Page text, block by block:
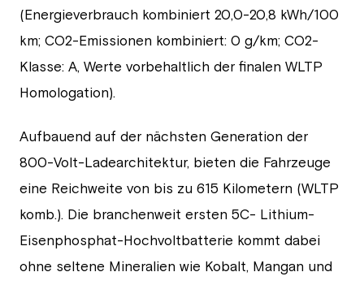
(Energieverbrauch kombiniert 20,0-20,8 kWh/100
km; CO2-Emissionen kombiniert: 0 g/km; CO2-
Klasse: A, Werte vorbehaltlich der finalen WLTP
Homologation).
Aufbauend auf der nächsten Generation der
800-Volt-Ladearchitektur, bieten die Fahrzeuge
eine Reichweite von bis zu 615 Kilometern (WLTP
komb.). Die branchenweit ersten 5C- Lithium-
Eisenphosphat-Hochvoltbatterie kommt dabei
ohne seltene Mineralien wie Kobalt, Mangan und